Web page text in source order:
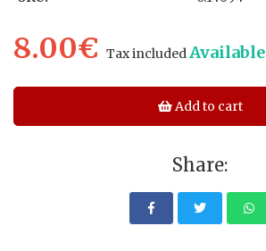
8.00€ Tax includedAvailable
Add to cart
Share: